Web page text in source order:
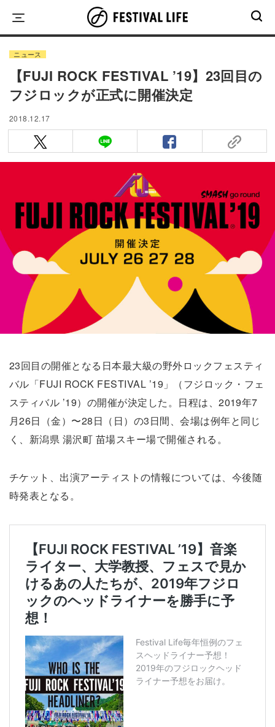
content
ニュース
【FUJI ROCK FESTIVAL ’19】23回目の
フジロックが正式に開催決定
2018.12.17
23回目の開催となる日本最大級の野外ロックフェスティ
バル「FUJI ROCK FESTIVAL ’19」（フジロック・フェ
スティバル ’19）の開催が決定した。日程は、2019年7
月26日（金）〜28日（日）の3日間、会場は例年と同じ
く、新潟県 湯沢町 苗場スキー場で開催される。
チケット、出演アーティストの情報については、今後随
時発表となる。